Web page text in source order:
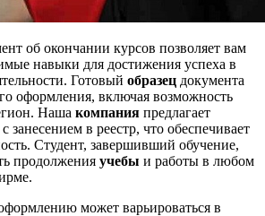
об окончании курсов позволяет вам
навыки для достижения успеха в
Готовый образец документа
оформления, включая возможность
Наша компания предлагает
занесением в реестр, что обеспечивает
Студент, завершивший обучение,
продолжения учебы и работы в любом
может варьироваться в